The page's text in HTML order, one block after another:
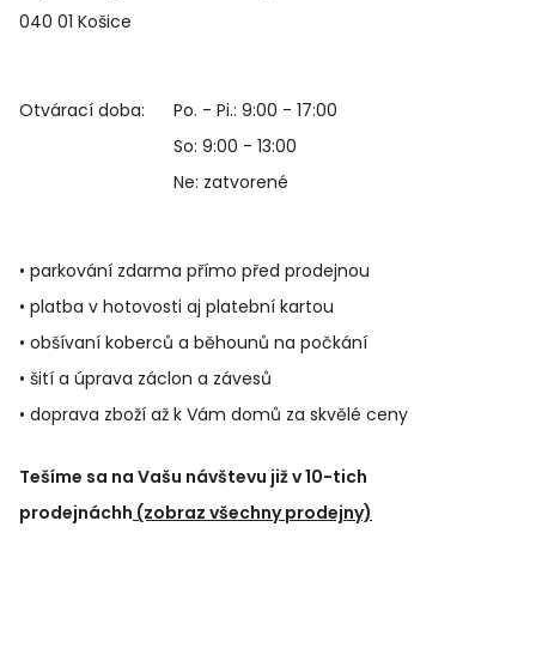
040 01 Košice
Otvárací doba:
Po. - Pi.: 9:00 - 17:00
So: 9:00 - 13:00
Ne: zatvorené
• parkování zdarma přímo před prodejnou
• platba v hotovosti aj platební kartou
• obšívaní koberců a běhounů na počkání
• šití a úprava záclon a závesů
• doprava zboží až k Vám domů za skvělé ceny
Tešíme sa na Vašu návštevu již v 10-tich
prodejnáchh (zobraz všechny prodejny)